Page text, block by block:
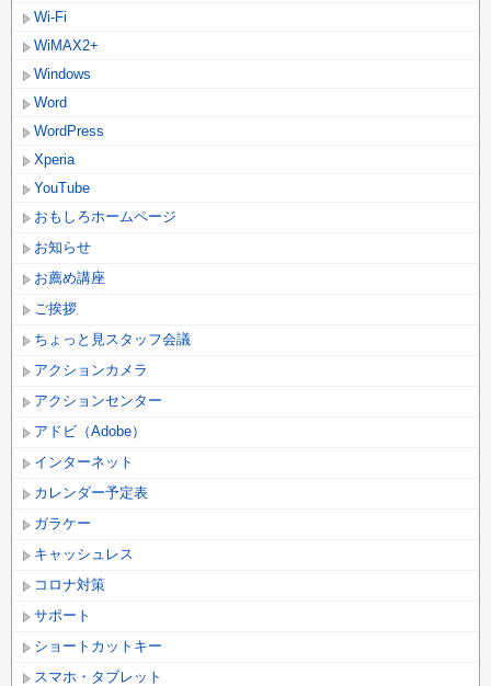
Wi-Fi
WiMAX2+
Windows
Word
WordPress
Xperia
YouTube
おもしろホームページ
お知らせ
お薦め講座
ご挨拶
ちょっと見スタッフ会議
アクションカメラ
アクションセンター
アドビ（Adobe）
インターネット
カレンダー予定表
ガラケー
キャッシュレス
コロナ対策
サポート
ショートカットキー
スマホ・タブレット